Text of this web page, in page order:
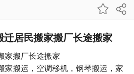
居民搬家搬厂长途搬家
家搬厂长途搬家
家搬运，空调移机，钢琴搬运，家